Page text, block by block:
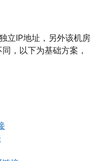
立IP地址，另外该机房
，以下为基础方案，